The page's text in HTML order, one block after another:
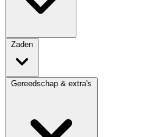
Zaden
Gereedschap & extra's